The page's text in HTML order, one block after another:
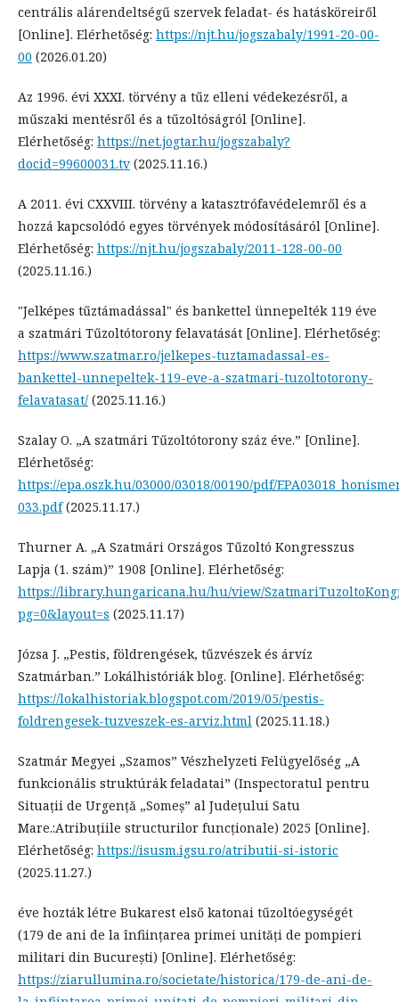
centrális alárendeltségű szervek feladat- és hatásköreiről
[Online]. Elérhetőség: https://njt.hu/jogszabaly/1991-20-00-
00 (2026.01.20)
Az 1996. évi XXXI. törvény a tűz elleni védekezésről, a
műszaki mentésről és a tűzoltóságról [Online].
Elérhetőség: https://net.jogtar.hu/jogszabaly?
docid=99600031.tv (2025.11.16.)
A 2011. évi CXXVIII. törvény a katasztrófavédelemről és a
hozzá kapcsolódó egyes törvények módosításáról [Online].
Elérhetőség: https://njt.hu/jogszabaly/2011-128-00-00
(2025.11.16.)
"Jelképes tűztámadással" és bankettel ünnepelték 119 éve
a szatmári Tűzoltótorony felavatását [Online]. Elérhetőség:
https://www.szatmar.ro/jelkepes-tuztamadassal-es-
bankettel-unnepeltek-119-eve-a-szatmari-tuzoltotorony-
felavatasat/ (2025.11.16.)
Szalay O. „A szatmári Tűzoltótorony száz éve.” [Online].
Elérhetőség:
https://epa.oszk.hu/03000/03018/00190/pdf/
033.pdf(2025.11.17.)
Thurner A. „A Szatmári Országos Tűzoltó Kongresszus
Lapja (1. szám)” 1908 [Online]. Elérhetőség:
https://library.hungaricana.hu/hu/view/
pg=0&layout=s (2025.11.17)
Józsa J. „Pestis, földrengések, tűzvészek és árvíz
Szatmárban.” Lokálhistóriák blog. [Online]. Elérhetőség:
https://lokalhistoriak.blogspot.com/2019/05/pestis-
foldrengesek-tuzveszek-es-arviz.html (2025.11.18.)
Szatmár Megyei „Szamos” Vészhelyzeti Felügyelőség „A
funkcionális struktúrák feladatai” (Inspectoratul pentru
Situații de Urgență „Someș” al Județului Satu
Mare.:Atribuțiile structurilor funcționale) 2025 [Online].
Elérhetőség: https://isusm.igsu.ro/atributii-si-istoric
(2025.11.27.)
éve hozták létre Bukarest első katonai tűzoltóegységét
(179 de ani de la înființarea primei unități de pompieri
militari din București) [Online]. Elérhetőség:
https://ziarullumina.ro/societate/historica/179-de-ani-de-